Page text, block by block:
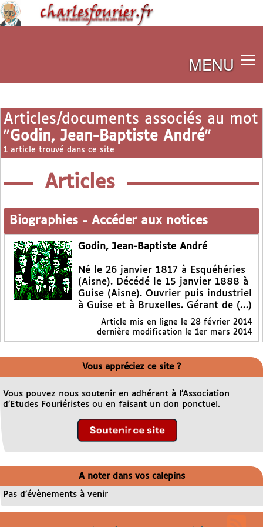
MENU
Articles/documents associés au mot
"Godin, Jean-Baptiste André"
1 article trouvé dans ce site
Articles
Biographies - Accéder aux notices
Godin, Jean-Baptiste André
Né le 26 janvier 1817 à Esquéhéries
(Aisne). Décédé le 15 janvier 1888 à
Guise (Aisne). Ouvrier puis industriel
à Guise et à Bruxelles. Gérant de (…)
Article mis en ligne le 28 février 2014
dernière modification le 1er mars 2014
Vous appréciez ce site ?
Vous pouvez nous soutenir en adhérant à l’Association
d’Etudes Fouriéristes ou en faisant un don ponctuel.
A noter dans vos calepins
Pas d’évènements à venir